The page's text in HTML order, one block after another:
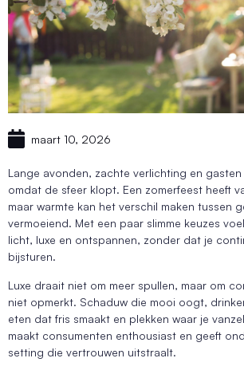
maart 10, 2026
Lange avonden, zachte verlichting en
omdat de sfeer klopt. Een zomerfeest heeft
maar warmte kan het verschil maken tussen
vermoeiend. Met een paar slimme keuzes
licht, luxe en ontspannen, zonder dat je
bijsturen.
Luxe draait niet om meer spullen, maar om
niet opmerkt. Schaduw die mooi oogt,
eten dat fris smaakt en plekken waar je
maakt consumenten enthousiast en geeft
setting die vertrouwen uitstraalt.